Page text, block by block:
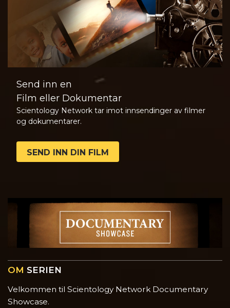
Send inn en
Film eller Dokumentar
Scientology Network tar imot innsendinger av filmer
og dokumentarer.
SEND INN DIN FILM
OM SERIEN
Velkommen til Scientology Network Documentary
Showcase.